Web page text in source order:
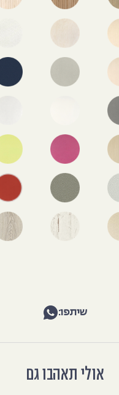
שיתפו:
אולי תאהבו גם